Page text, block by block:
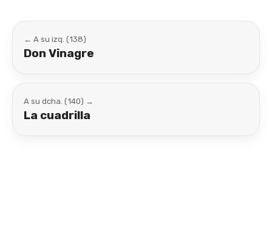
← A su izq. (138)
Don Vinagre
A su dcha. (140) →
La cuadrilla